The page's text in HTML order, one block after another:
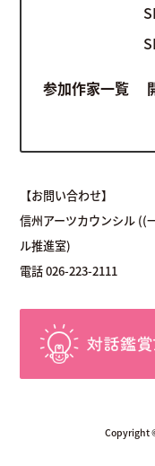
参加作家一覧
【お問い合わせ】
信州アーツカウンシル ((
ル推進室)
電話 026-223-2111
Copyright